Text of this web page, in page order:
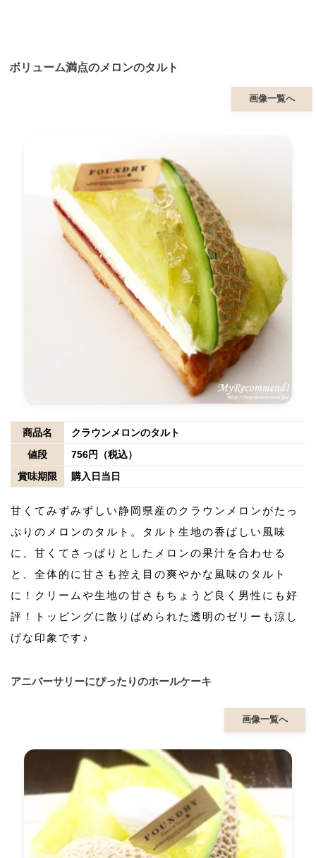
ボリューム満点のメロンのタルト
画像一覧へ
商品名
クラウンメロンのタルト
値段
756円（税込）
賞味期限
購入日当日
甘くてみずみずしい静岡県産のクラウンメロンがたっ
ぷりのメロンのタルト。タルト生地の香ばしい風味
に、甘くてさっぱりとしたメロンの果汁を合わせる
と、全体的に甘さも控え目の爽やかな風味のタルト
に！クリームや生地の甘さもちょうど良く男性にも好
評！トッピングに散りばめられた透明のゼリーも涼し
げな印象です♪
アニバーサリーにぴったりのホールケーキ
画像一覧へ